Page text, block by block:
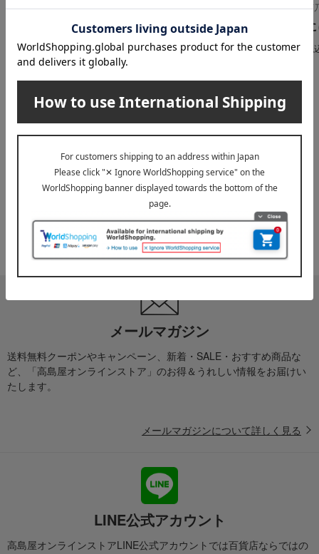
京料理 美濃吉
冷やし茶碗蒸し詰合せ
税込 3,672 円
魚道楽 富惣
レンジで簡単！焼魚・
煮魚料理詰合せ
菊
税
INFORMATION
大切なお知らせ
2026年07月29日
お届け遅延のお知らせ
『お届け先のご住所』ご確認のお願い
メールマガジン
送料無料クーポンやキャンペーン、新着・SALE・おすすめ商品な
ど、「高島屋オンラインストア」のお得＆うれしい情報をお届けい
たします。
メールマガジンについて詳しく見る
LINE公式アカウント
高島屋オンラインストアLINE公式アカウントでは百貨店ならではの